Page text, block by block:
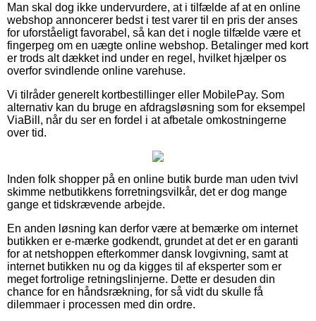
Man skal dog ikke undervurdere, at i tilfælde af at en online
webshop annoncerer bedst i test varer til en pris der anses
for uforståeligt favorabel, så kan det i nogle tilfælde være et
fingerpeg om en uægte online webshop. Betalinger med kort
er trods alt dækket ind under en regel, hvilket hjælper os
overfor svindlende online varehuse.
Vi tilråder generelt kortbestillinger eller MobilePay. Som
alternativ kan du bruge en afdragsløsning som for eksempel
ViaBill, når du ser en fordel i at afbetale omkostningerne
over tid.
Inden folk shopper på en online butik burde man uden tvivl
skimme netbutikkens forretningsvilkår, det er dog mange
gange et tidskrævende arbejde.
En anden løsning kan derfor være at bemærke om internet
butikken er e-mærke godkendt, grundet at det er en garanti
for at netshoppen efterkommer dansk lovgivning, samt at
internet butikken nu og da kigges til af eksperter som er
meget fortrolige retningslinjerne. Dette er desuden din
chance for en håndsrækning, for så vidt du skulle få
dilemmaer i processen med din ordre.